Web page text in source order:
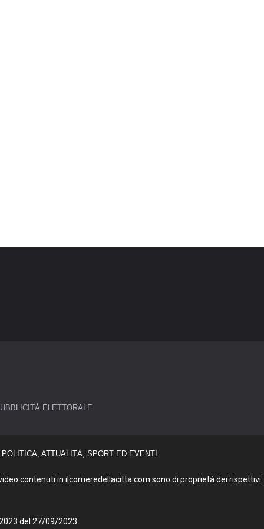
ELETTORALE
ATTUALITÀ, SPORT ED EVENTI.
contenuti in ilcorrieredellacitta.com sono di proprietà dei rispettivi
del 27/09/2023